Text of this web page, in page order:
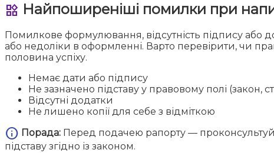
widgets Найпоширеніші помилки при
Помилкове формулювання, відсутність підпису або
або недоліки в оформленні. Варто перевірити, чи
половина успіху.
Немає дати або підпису
Не зазначено підставу у правовому полі (закон,
Відсутні додатки
Не лишено копії для себе з відміткою
info Порада: Перед подачею рапорту —
підставу згідно із законом.